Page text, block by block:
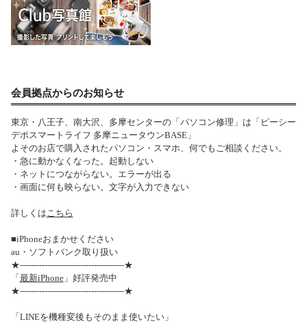
会員拠点からのお知らせ
東京・八王子、南大沢、多摩センターの「パソコン修理」は「ピーシー
デポスマートライフ 多摩ニュータウンBASE」
よそのお店で購入されたパソコン・スマホ、何でもご相談ください。
・急に動かなくなった。起動しない
・ネットにつながらない。エラーが出る
・画面に何も映らない。文字が入力できない
詳しくはこちら
■iPhoneおまかせください
au・ソフトバンク取り扱い
★--------------------------------------★
「 最新iPhone」好評発売中
★--------------------------------------★
「LINEを機種変後もそのまま使いたい」